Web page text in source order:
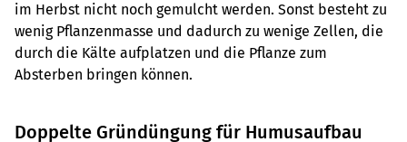
im Herbst nicht noch gemulcht werden. Sonst besteht zu
wenig Pflanzenmasse und dadurch zu wenige Zellen, die
durch die Kälte aufplatzen und die Pflanze zum
Absterben bringen können.
Doppelte Gründüngung für Humusaufbau